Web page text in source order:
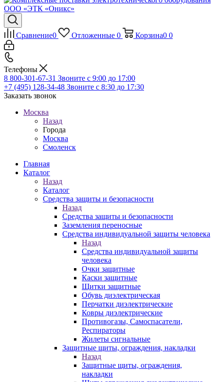
Сравнение0 Отложенные 0 Корзина0 0
Телефоны
8 800-301-67-31 Звоните с 9:00 до 17:00
+7 (495) 128-34-48 Звоните с 8:30 до 17:30
Заказать звонок
Москва
Назад
Города
Москва
Смоленск
Главная
Каталог
Назад
Каталог
Средства защиты и безопасности
Назад
Средства защиты и безопасности
Заземления переносные
Средства индивидуальной защиты человека
Назад
Средства индивидуальной защиты
человека
Очки защитные
Каски защитные
Щитки защитные
Обувь диэлектрическая
Перчатки диэлектрические
Ковры диэлектрические
Противогазы, Самоспасатели,
Респираторы
Жилеты сигнальные
Защитные щиты, ограждения, накладки
Назад
Защитные щиты, ограждения,
накладки